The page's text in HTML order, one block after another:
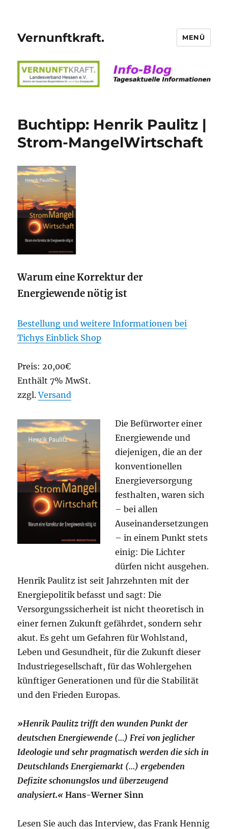
Vernunftkraft. MENÜ
Buchtipp: Henrik Paulitz |
Strom-MangelWirtschaft
Warum eine Korrektur der
Energiewende nötig ist
Bestellung und weitere Informationen bei
Tichys Einblick Shop
Preis: 20,00€
Enthält 7% MwSt.
zzgl.Versand
Die Befürworter einer
Energiewende und
diejenigen, die an der
konventionellen
Energieversorgung
festhalten, waren sich
– bei allen
Auseinandersetzungen
– in einem Punkt stets
einig: Die Lichter
dürfen nicht ausgehen.
Henrik Paulitz ist seit Jahrzehnten mit der
Energiepolitik befasst und sagt: Die
Versorgungssicherheit ist nicht theoretisch in
einer fernen Zukunft gefährdet, sondern sehr
akut. Es geht um Gefahren für Wohlstand,
Leben und Gesundheit, für die Zukunft dieser
Industriegesellschaft, für das Wohlergehen
künftiger Generationen und für die Stabilität
und den Frieden Europas.
»Henrik Paulitz trifft den wunden Punkt der
deutschen Energiewende (…) Frei von jeglicher
Ideologie und sehr pragmatisch werden die sich in
Deutschlands Energiemarkt (…) ergebenden
Defizite schonungslos und überzeugend
analysiert.«Hans-Werner Sinn
Lesen Sie auch das Interview, das Frank Hennig